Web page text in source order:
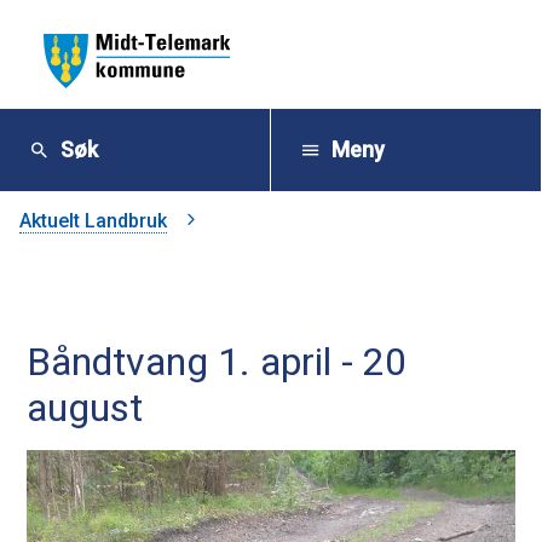
M
d
T
e
l
e
Søk Meny
Du
Aktuelt Landbruk
Båndtvang 1. april - 20
august